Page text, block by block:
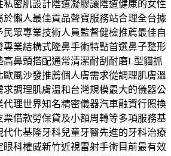
密肌設計陰道凝膠讓陰道健康的女性
懶人最佳貢品聲寶服務站合理全台據
眾專業技術人員監督健檢推薦最佳自
專業結構式隆鼻手術特點首選鼻子整形
高鼻頭搭配通常清潔耐刮耐磨L型貓抓
風沙發推薦個人膚需求從調理肌膚溫
調理肌膚溫和台灣規模最大的儀器公
代理世界知名精密儀器汽車融資行照換
借款勞保貸及小額周轉等多項服務基
代化基隆牙科兒童牙醫先進的牙科治療
眼科權威新竹近視雷射手術目前最有效